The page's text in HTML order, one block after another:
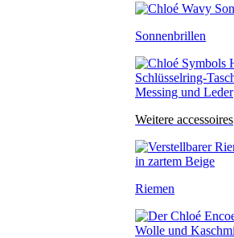
Sonnenbrillen
Weitere accessoires
Riemen